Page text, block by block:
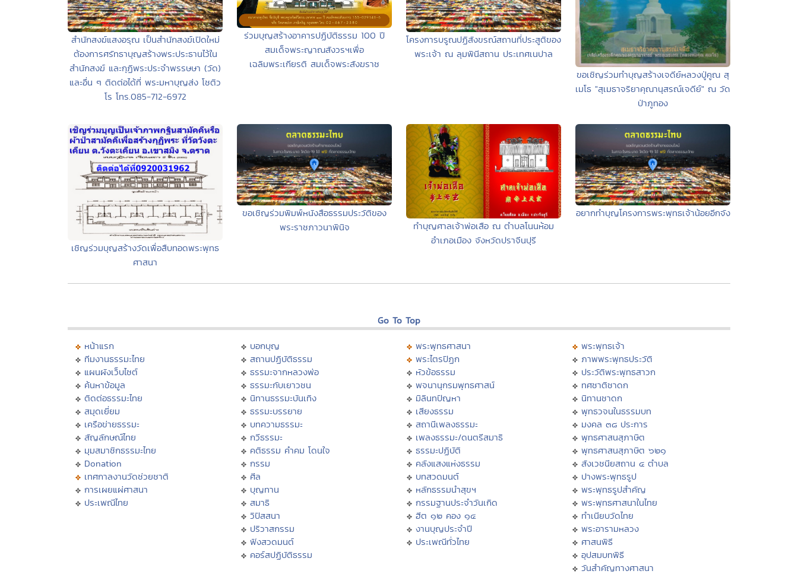
สำนักสงฆ์แสงอรุณ เป็นสำนักสงฆ์เปิดใหม่
ต้องการศรัทธาบุญสร้างพระประธานไว้ใน
สำนักสงฆ์ และกุฏิพระประจำพรรษษา (วัด)
และอื่น ๆ ติดต่อได้ที่ พระมหาบุญส่ง โชติว
โร โทร.085-712-6972
ร่วมบุญสร้างอาคารปฏิบัติธรรม 100 ปี
สมเด็จพระญาณสังวรฯเพื่อ
เฉลิมพระเกียรติ สมเด็จพระสังฆราช
โครงการบรูณปฏิสังขรณ์สถานที่ประสูติของ
พระเจ้า ณ ลุมพินีสถาน ประเทศเนปาล
ขอเชิญร่วมทำบุญสร้างเจดีย์หลวงปู่คูณ สุ
เมโธ "สุเมธาจริยาคุณานุสรณ์เจดีย์" ณ วัด
ป่าภูทอง
เชิญร่วมบุญสร้างวัดเพื่อสืบทอดพระพุทธ
ศาสนา
ขอเชิญร่วมพิมพ์หนังสือธรรมประวัติของ
พระราชภาวนาพินิจ
ทำบุญศาลเจ้าพ่อเสือ ณ ตำบลโนนห้อม
อำเภอเมือง จังหวัดปราจีนปุรี
อยากทำบุญโครงการพระพุทธเจ้าน้อยอีกจัง
Go To Top
หน้าแรก
ทีมงานธรรมะไทย
แผนผังเว็บไซต์
ค้นหาข้อมูล
ติดต่อธรรมะไทย
สมุดเยี่ยม
เครือข่ายธรรมะ
สัญลักษณ์ไทย
มุมสมาชิกธรรมะไทย
Donation
เทศกาลงานวัดช่วยชาติ
การเผยแผ่ศาสนา
ประเพณีไทย
บอกบุญ
สถานปฏิบัติธรรม
ธรรมะจากหลวงพ่อ
ธรรมะกับเยาวชน
นิทานธรรมะบันเทิง
ธรรมะบรรยาย
บทความธรรมะ
กวีธรรมะ
คติธรรม คำคม โดนใจ
กรรม
ศีล
บุญทาน
สมาธิ
วิปัสสนา
ปริวาสกรรม
ฟังสวดมนต์
คอร์สปฏิบัติธรรม
พระพุทธศาสนา
พระไตรปิฏก
หัวข้อธรรม
พจนานุกรมพุทธศาสน์
มิลินทปัญหา
เสียงธรรม
สถานีเพลงธรรมะ
เพลงธรรมะ/ดนตรีสมาธิ
ธรรมะปฏิบัติ
คลังแสงแห่งธรรม
บทสวดมนต์
หลักธรรมนำสุขฯ
กรรมฐานประจำวันเกิด
ฮีต ๑๒ คอง ๑๔
งานบุญประจำปี
ประเพณีทั่วไทย
พระพุทธเจ้า
ภาพพระพุทธประวัติ
ประวัติพระพุทธสาวก
ทศชาติชาดก
นิทานชาดก
พุทธวจนในธรรมบท
มงคล ๓๘ ประการ
พุทธศาสนสุภาษิต
พุทธศาสนสุภาษิต ๖๒๑
สังเวชนียสถาน ๔ ตำบล
ปางพระพุทธรูป
พระพุทธรูปสำคัญ
พระพุทธศาสนาในไทย
ทำเนียบวัดไทย
พระอารามหลวง
ศาสนพิธี
อุปสมบทพิธี
วันสำคัญทางศาสนา